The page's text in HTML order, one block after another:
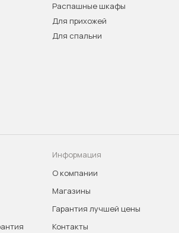
Распашные шкафы
Для прихожей
Для спальни
Информация
О компании
Магазины
Гарантия лучшей цены
Контакты